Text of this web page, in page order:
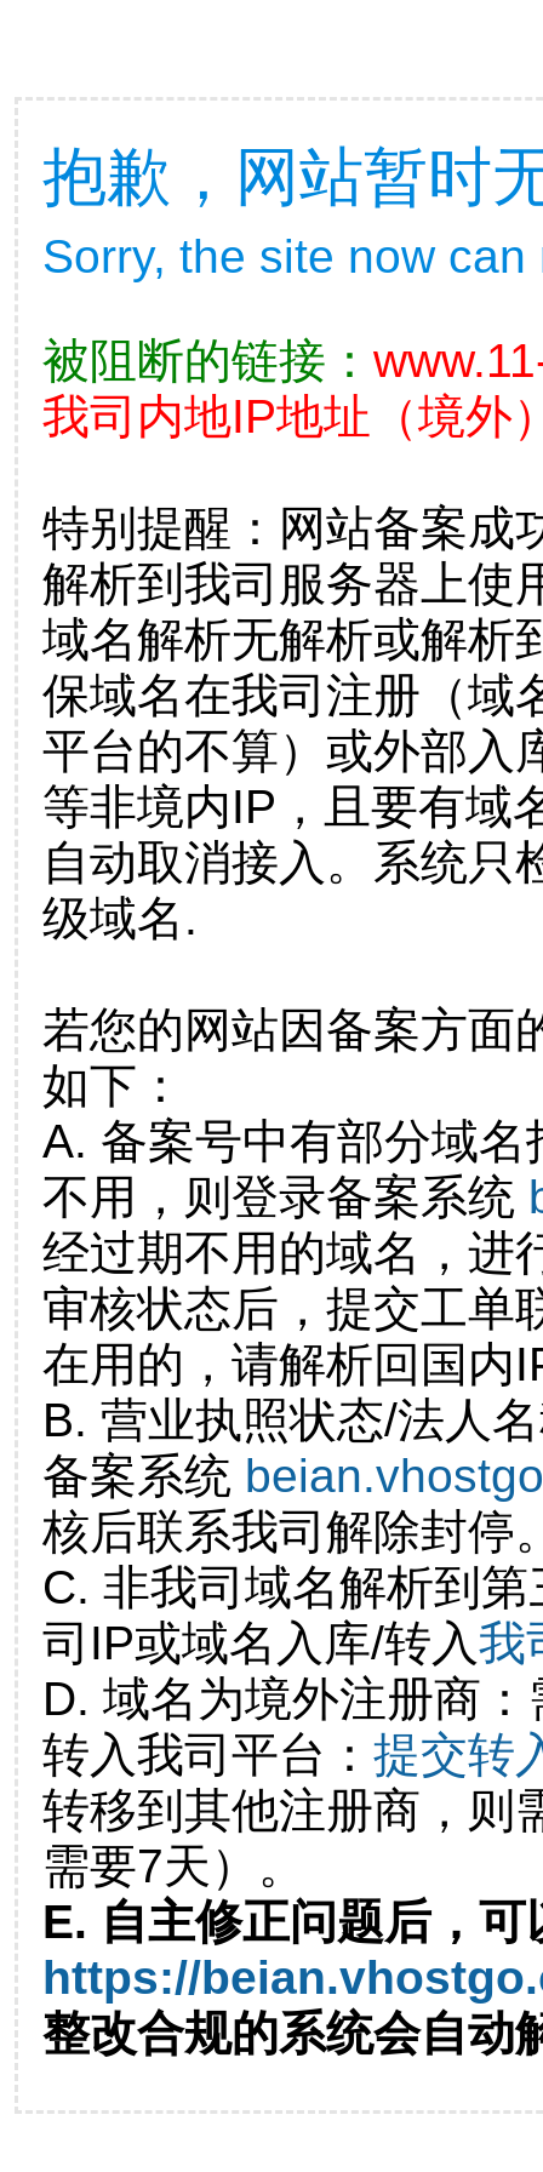
抱歉，网站暂时
Sorry, the site now
被阻断的链接：
我司内地IP地址（境外
特别提醒：网站备案成
解析到我司服务器上使
域名解析无解析或解析
保域名在我司注册（域
平台的不算）或外部入
等非境内IP，且要有域
自动取消接入。系统只
级域名.
若您的网站因备案方面
如下：
A. 备案号中有部分域
不用，则登录备案系统
经过期不用的域名，进
审核状态后，提交工单
在用的，请解析回国内
B. 营业执照状态/法人
备案系统
核后联系我司解除封停
C. 非我司域名解析到
司IP或域名入库/转入我
D. 域名为境外注册商
转入我司平台： 提交转
转移到其他注册商，则
需要7天）。
E. 自主修正问题后，可
https://
整改合规的系统会自动